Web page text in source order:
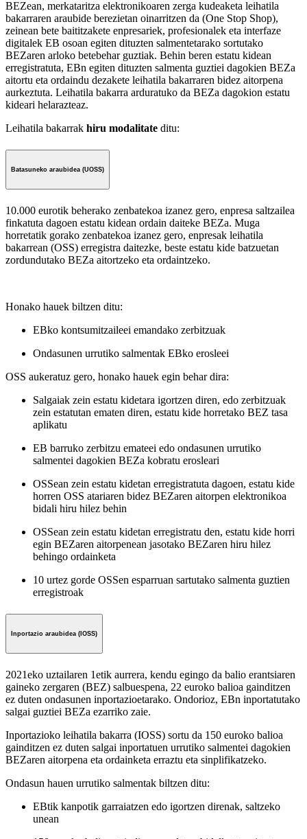
BEZean, merkataritza elektronikoaren zerga kudeaketa leihatila
bakarraren araubide berezietan oinarritzen da (One Stop Shop),
zeinean bete baititzakete enpresariek, profesionalek eta interfaze
digitalek EB osoan egiten dituzten salmentetarako sortutako
BEZaren arloko betebehar guztiak. Behin beren estatu kidean
erregistratuta, EBn egiten dituzten salmenta guztiei dagokien BEZa
aitortu eta ordaindu dezakete leihatila bakarraren bidez aitorpena
aurkeztuta. Leihatila bakarra arduratuko da BEZa dagokion estatu
kideari helarazteaz.
Leihatila bakarrak hiru modalitate ditu:
Batasuneko araubidea (UOSS)
10.000 eurotik beherako zenbatekoa izanez gero, enpresa saltzailea
finkatuta dagoen estatu kidean ordain daiteke BEZa. Muga
horretatik gorako zenbatekoa izanez gero, enpresak leihatila
bakarrean (OSS) erregistra daitezke, beste estatu kide batzuetan
zordundutako BEZa aitortzeko eta ordaintzeko.
Honako hauek biltzen ditu:
EBko kontsumitzaileei emandako zerbitzuak
Ondasunen urrutiko salmentak EBko erosleei
OSS aukeratuz gero, honako hauek egin behar dira:
Salgaiak zein estatu kidetara igortzen diren, edo zerbitzuak
zein estatutan ematen diren, estatu kide horretako BEZ tasa
aplikatu
EB barruko zerbitzu emateei edo ondasunen urrutiko
salmentei dagokien BEZa kobratu erosleari
OSSean zein estatu kidetan erregistratuta dagoen, estatu kide
horren OSS atariaren bidez BEZaren aitorpen elektronikoa
bidali hiru hilez behin
OSSean zein estatu kidetan erregistratu den, estatu kide horri
egin BEZaren aitorpenean jasotako BEZaren hiru hilez
behingo ordainketa
10 urtez gorde OSSen esparruan sartutako salmenta guztien
erregistroak
Inportazio araubidea (IOSS)
2021eko uztailaren 1etik aurrera, kendu egingo da balio erantsiaren
gaineko zergaren (BEZ) salbuespena, 22 euroko balioa gainditzen
ez duten ondasunen inportazioetarako. Ondorioz, EBn inportatutako
salgai guztiei BEZa ezarriko zaie.
Inportazioko leihatila bakarra (IOSS) sortu da 150 euroko balioa
gainditzen ez duten salgai inportatuen urrutiko salmentei dagokien
BEZaren aitorpena eta ordainketa erraztu eta sinplifikatzeko.
Ondasun hauen urrutiko salmentak biltzen ditu:
EBtik kanpotik garraiatzen edo igortzen direnak, saltzeko
unean